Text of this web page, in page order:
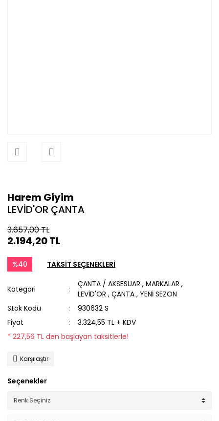
Harem Giyim
LEVİD'OR ÇANTA
3.657,00 TL
2.194,20 TL
%40 TAKSİT SEÇENEKLERİ
Kategori
ÇANTA / AKSESUAR ,MARKALAR ,
LEVİD'OR ,ÇANTA ,YENİ SEZON
Stok Kodu
930632 S
Fiyat
3.324,55 TL + KDV
* 227,56 TL den başlayan taksitlerle!
Karşılaştır
Seçenekler